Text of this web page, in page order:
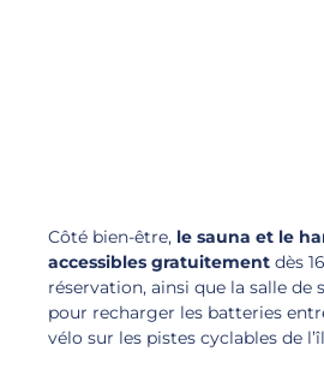
Côté bien-être, le sauna et le
accessibles gratuitement dès
réservation, ainsi que la salle de
pour recharger les batteries
vélo sur les pistes cyclables de